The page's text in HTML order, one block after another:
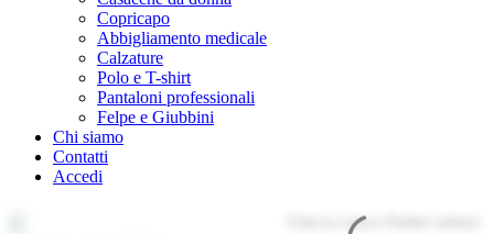
Copricapo
Abbigliamento medicale
Calzature
Polo e T-shirt
Pantaloni professionali
Felpe e Giubbini
Chi siamo
Contatti
Accedi